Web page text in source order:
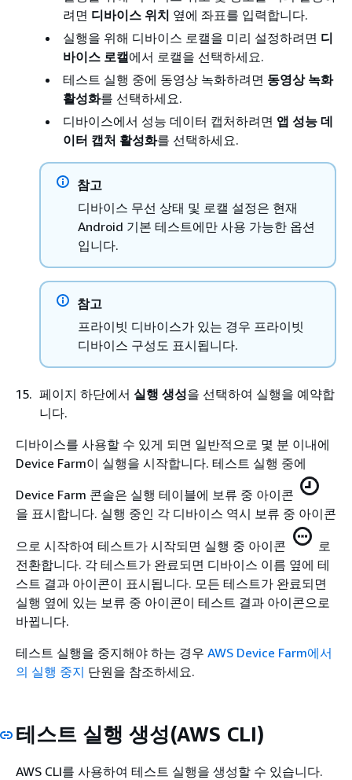
려면 디바이스 위치 옆에 좌표를 입력합니다.
실행을 위해 디바이스 로캘을 미리 설정하려면 디
바이스 로캘에서 로캘을 선택하세요.
테스트 실행 중에 동영상 녹화하려면 동영상 녹화
활성화를 선택하세요.
디바이스에서 성능 데이터 캡처하려면 앱 성능 데
이터 캡처 활성화를 선택하세요.
참고
디바이스 무선 상태 및 로캘 설정은 현재
Android 기본 테스트에만 사용 가능한 옵션
입니다.
참고
프라이빗 디바이스가 있는 경우 프라이빗
디바이스 구성도 표시됩니다.
페이지 하단에서 실행 생성을 선택하여 실행을 예약합
니다.
디바이스를 사용할 수 있게 되면 일반적으로 몇 분 이내에
Device Farm이 실행을 시작합니다. 테스트 실행 중에
Device Farm 콘솔은 실행 테이블에 보류 중 아이콘
을 표시합니다. 실행 중인 각 디바이스 역시 보류 중 아이콘
으로 시작하여 테스트가 시작되면 실행 중 아이콘
로
전환합니다. 각 테스트가 완료되면 디바이스 이름 옆에 테
스트 결과 아이콘이 표시됩니다. 모든 테스트가 완료되면
실행 옆에 있는 보류 중 아이콘이 테스트 결과 아이콘으로
바뀝니다.
테스트 실행을 중지해야 하는 경우 AWS Device Farm에서
의 실행 중지 단원을 참조하세요.
테스트 실행 생성(AWS CLI)
AWS CLI를 사용하여 테스트 실행을 생성할 수 있습니다.